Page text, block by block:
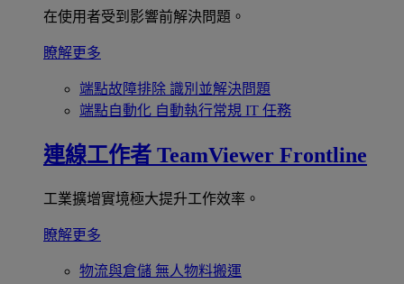
在使用者受到影響前解決問題。
瞭解更多
端點故障排除 識別並解決問題
端點自動化 自動執行常規 IT 任務
連線工作者 TeamViewer Frontline
工業擴增實境極大提升工作效率。
瞭解更多
物流與倉儲 無人物料搬運